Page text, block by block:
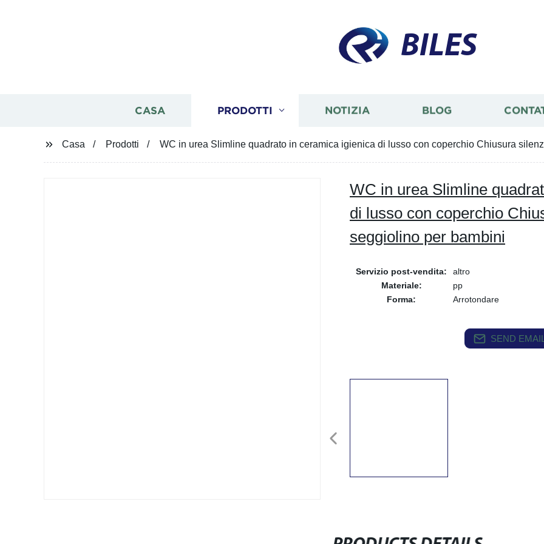
BILES
CASA PRODOTTI NOTIZIA BLOG
Casa Prodotti WC in urea Slimline quadrato in ceramica igienica di lusso con coperchio Chiusura
WC in urea Slimline
di lusso con coperchio
seggiolino per bambini
Servizio post-vendita:
altro
Materiale:
pp
Forma:
Arrotondare
SEND